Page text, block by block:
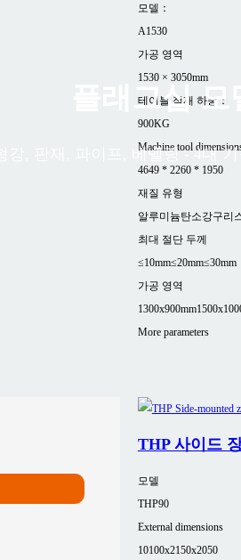
모델：
A1530
가공 영역
1530 × 3050mm
테이블 적재 하중：
900KG
Machine tool
4649 * 2260 * 1950
재질 유형
알루미늄탄소강구리
최대 절단 두께
≤10mm≤20mm≤30mm
가공 영역
1300x900mm
More parameters
THP 사이드
모델
THP90
External dimensions
10100x2150x2050
플래그십
형강, 판재, 파이프, 베벨링 - 4대